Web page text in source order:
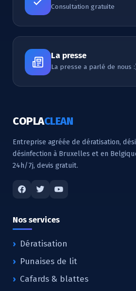
Consultation gratuite
La presse
La presse a parlé de nous
COPLACLEAN
Entreprise agréée de dératisation,
désinfection à Bruxelles et en
24h/7j, devis gratuit.
Nos services
Dératisation
Punaises de lit
Cafards & blattes